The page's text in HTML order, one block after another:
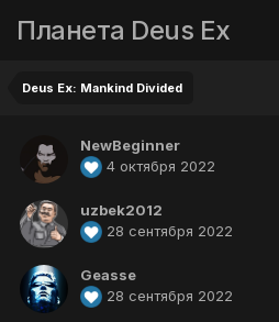
Планета Deus Ex
Deus Ex: Mankind Divided
NewBeginner
4 октября 2022
uzbek2012
28 сентября 2022
Geasse
28 сентября 2022